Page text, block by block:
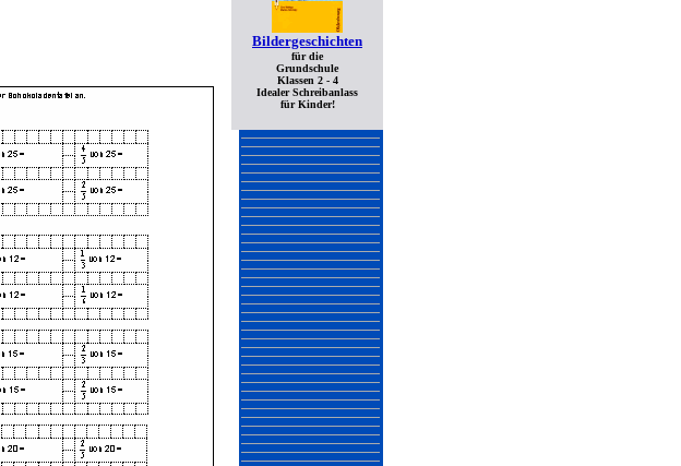
Bildergeschichten
für die
Grundschule
Klassen 2 - 4
Idealer Schreibanlass
für Kinder!